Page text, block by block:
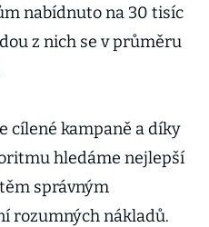
nabídnuto na 30 tisíc
z nich se v průměru
cílené kampaně a díky
hledáme nejlepší
správným
rozumných nákladů.